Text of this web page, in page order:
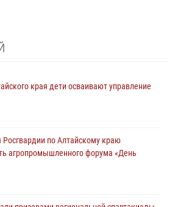
края дети осваивают управление
по Алтайскому краю
агропромышленного форума «День